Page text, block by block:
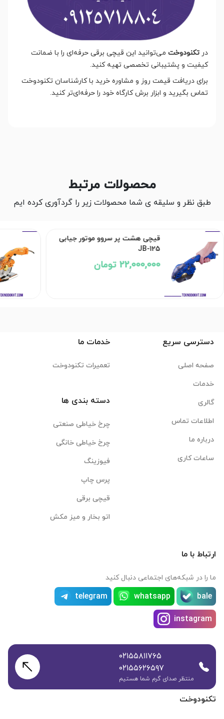
در تکنودوخت می‌توانید این قیچی برقی حرفه‌ای را با ضمانت
کیفیت و پشتیبانی تخصصی تهیه کنید.
برای دریافت قیمت روز و مشاوره خرید با کارشناسان تکنودوخت
تماس بگیرید و ابزار برش کارگاه خود را حرفه‌ای‌تر کنید.
محصولات مرتبط
طبق نظر و سلیقه ی شما محصولات زیر را گردآوری کرده ایم
قیچی هشت پر سروو موتور جیابی
JB-125
22,000,000 تومان
تکنودوخت
دسترسی سریع
صفحه اصلی
خدمات
گالری
اطلاعات تماس
درباره ما
ساعات کاری
خدمات ما
تعمیرات تکنودوخت
دسته بندی ها
چرخ خیاطی صنعتی
چرخ خیاطی خانگی
فیوزینگ
پرس چاپ
قیچی برقی
اتو بخار و میز مکش
ارتباط با ما
ما را در شبکه‌های اجتماعی دنبال کنید
bale
whatsapp
telegram
instagram
۰۲۱۵۵۸۱۱۷۶۵
۰۲۱۵۵۶۲۶۵۹۷
منتظر صدای گرم شما هستیم